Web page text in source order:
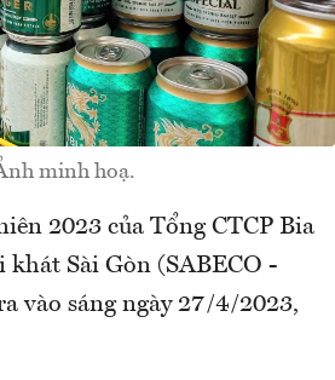
minh hoạ.
2023 của Tổng CTCP Bia
khát Sài Gòn (SABECO -
vào sáng ngày 27/4/2023,